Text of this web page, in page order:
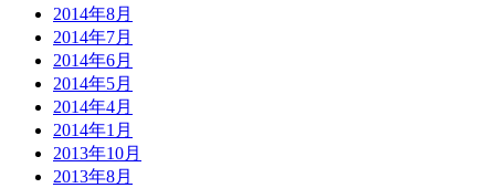
2014年8月
2014年7月
2014年6月
2014年5月
2014年4月
2014年1月
2013年10月
2013年8月